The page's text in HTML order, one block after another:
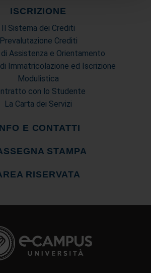
in cui utilizza il nostro sito con i
che ha fornito loro o che hanno
dei loro servizi.
ISCRIZIONE
Il Sistema dei Crediti
Prevalutazione Crediti
Assistenza e Orientamento
Immatricolazione ed Iscrizione
Modulistica
con lo Studente
La Carta dei Servizi
E CONTATTI
STAMPA
RISERVATA